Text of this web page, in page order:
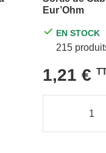
Eur’Ohm
EN STOCK
215
1,21 €